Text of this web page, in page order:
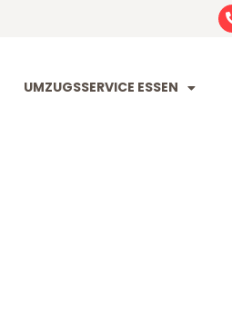
UMZUGSSERVICE ESSEN